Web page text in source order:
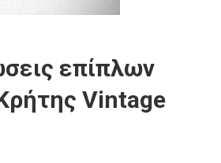
επίπλων
Vintage